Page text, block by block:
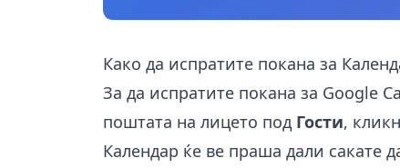
Како да испратите покана за
За да испратите покана за Google
поштата на лицето под Гости,
Календар ќе ве праша дали сакате